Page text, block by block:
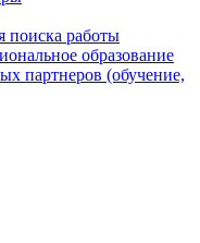
поиска работы
образование
партнеров (обучение,